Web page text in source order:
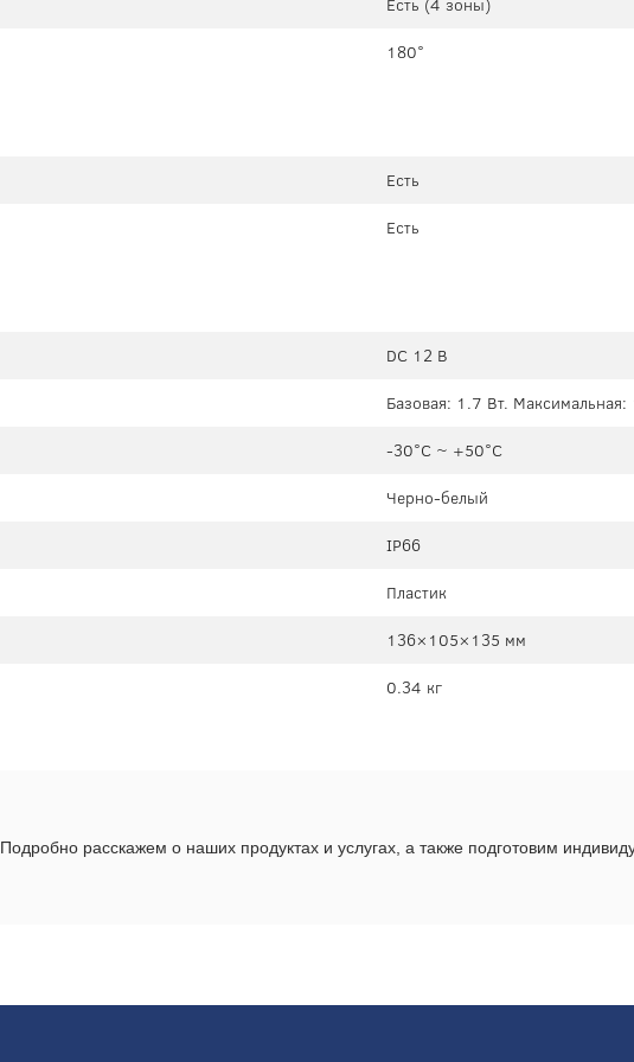
Есть (4 зоны)
180°
Есть
Есть
DC 12 В
Базовая: 1.7 Вт.
-30°C ~ +50°C
Черно-белый
IP66
Пластик
136×105×135 мм
0.34 кг
Подробно расскажем о наших продуктах и услугах, а также подготовим